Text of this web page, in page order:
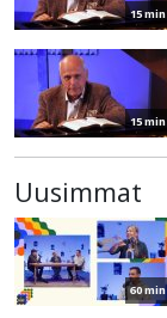
15 min
15 min
Uusimmat
60 min